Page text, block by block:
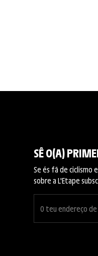
SÊ O(A)
Se és fã de ciclismo
sobre a L'Etape